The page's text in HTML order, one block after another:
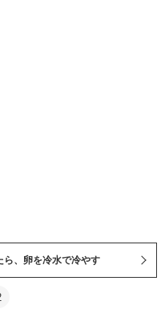
、卵を冷水で冷やす